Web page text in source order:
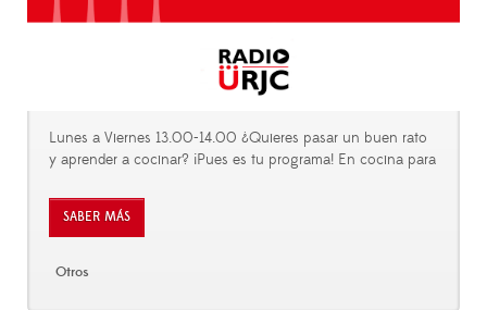
Lunes a Viernes 13.00-14.00 ¿Quieres pasar un buen rato
y aprender a cocinar? ¡Pues es tu programa! En cocina para
SABER MÁS
Otros